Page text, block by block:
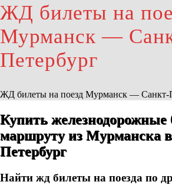
ЖД билеты на
Мурманск —
Петербург
ЖД билеты на поезд Мурманск — Санкт-
Купить железнодорожные
маршруту из Мурманска
Петербург
Найти жд билеты на поезда по